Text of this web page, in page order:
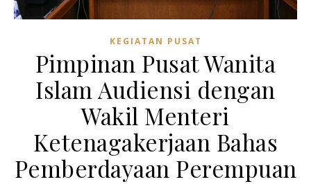
KEGIATAN PUSAT
Pimpinan Pusat Wanita
Islam Audiensi dengan
Wakil Menteri
Ketenagakerjaan Bahas
Pemberdayaan Perempuan